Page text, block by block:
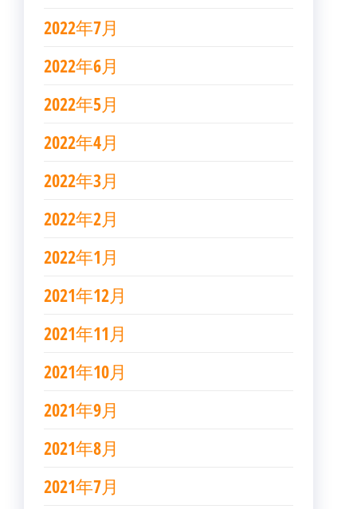
2022年7月
2022年6月
2022年5月
2022年4月
2022年3月
2022年2月
2022年1月
2021年12月
2021年11月
2021年10月
2021年9月
2021年8月
2021年7月